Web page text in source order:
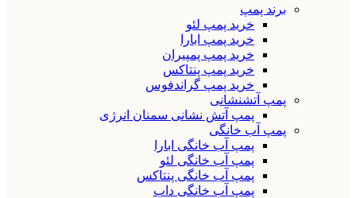
برند پمپ
خرید پمپ لئو
خرید پمپ ابارا
خرید پمپ پمپیران
خرید پمپ پنتاکس
خرید پمپ گراندفوس
پمپ آتشنشانی
پمپ آتش نشانی سمنان انرژی
پمپ آب خانگی
پمپ آب خانگی ابارا
پمپ آب خانگی لئو
پمپ آب خانگی پنتاکس
پمپ آب خانگی داب